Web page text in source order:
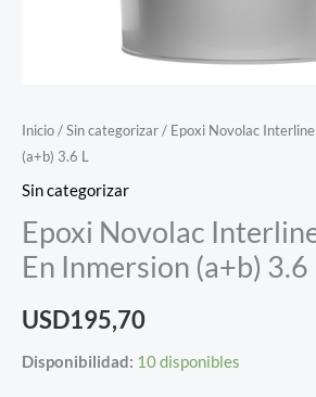
Inicio/Sin categorizar/ Epoxi Novolac
(a+b) 3.6 L
Sin categorizar
Epoxi Novolac
En Inmersion (a+b) 3.6
USD195,70
Disponibilidad: 10 disponibles